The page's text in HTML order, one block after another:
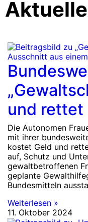
und rettet
Die Autonomen
mit ihrer
kostet Geld und
auf, Schutz und
gewaltbetroffenen
geplante
Bundesmitteln
Weiterlesen »
11. Oktober 2024